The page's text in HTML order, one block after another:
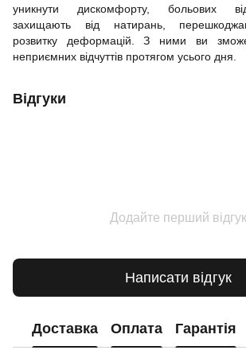
уникнути дискомфорту, больових
захищають від натирань,
розвитку деформацій. З ними ви
неприємних відчуттів протягом усього дня.
Відгуки
Додайте перший відгук
Написати відгук
Доставка Оплата Гарантія